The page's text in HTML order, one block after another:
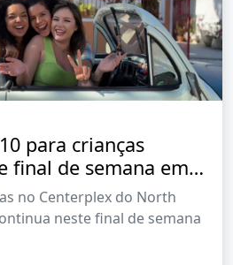
para crianças
final de semana em
no Centerplex do North
neste final de semana